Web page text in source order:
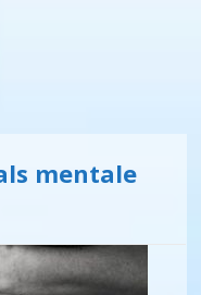
mentale